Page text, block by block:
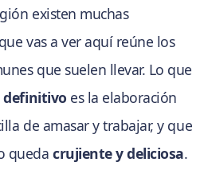
existen muchas
vas a ver aquí reúne los
que suelen llevar. Lo que
definitivo es la elaboración
de amasar y trabajar, y que
quedacrujiente y deliciosa.